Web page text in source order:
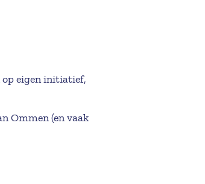
op eigen initiatief,
Ommen (en vaak